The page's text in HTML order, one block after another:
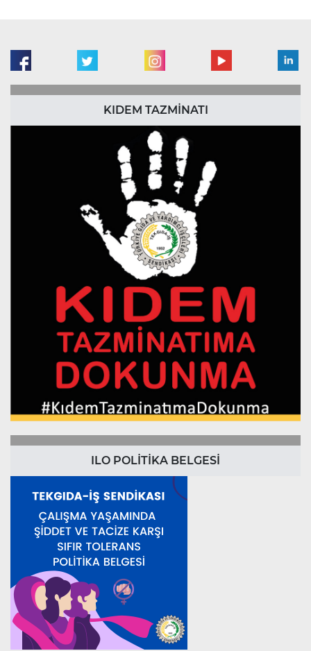
KIDEM TAZMİNATI
ILO POLİTİKA BELGESİ